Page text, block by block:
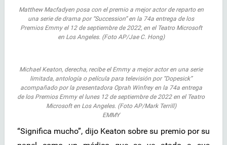
Matthew Macfadyen posa con el premio a mejor actor de reparto en
una serie de drama por “Succession” en la 74a entrega de los
Premios Emmy el 12 de septiembre de 2022, en el Teatro Microsoft
en Los Angeles. (Foto AP/Jae C. Hong)
Michael Keaton, derecha, recibe el Emmy a mejor actor en una serie
limitada, antología o película para televisión por “Dopesick”
acompañado por la presentadora Oprah Winfrey en la 74a entrega
de los Premios Emmy el lunes 12 de septiembre de 2022 en el Teatro
Microsoft en Los Angeles. (Foto AP/Mark Terrill)
EMMY
“Significa mucho”, dijo Keaton sobre su premio por su